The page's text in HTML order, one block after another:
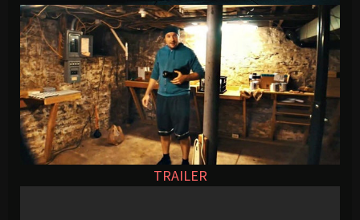
TRAILER